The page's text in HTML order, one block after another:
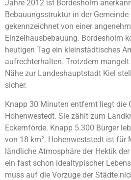
Jahre 2012 ist Bordesholm
Bebauungsstruktur in der
gekennzeichnet von einer
Einzelhausbebauung. Bordesholm
heutigen Tag ein kleinstädtisches
aufrechterhalten. Trotzdem
Nähe zur Landeshauptstadt Kiel
sicher.
Knapp 30 Minuten entfernt liegt die
Hohenwestedt. Sie zählt zum
Eckernförde. Knapp 5.300 Bürger
von 18 km². Hohenweststedt ist für
ländliche Atmosphäre der Hektik
ein fast schon idealtypischer
muss auf die Vorzüge der Städte